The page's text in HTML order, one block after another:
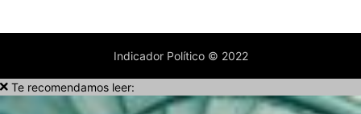
Indicador Político © 2022
Te recomendamos leer: